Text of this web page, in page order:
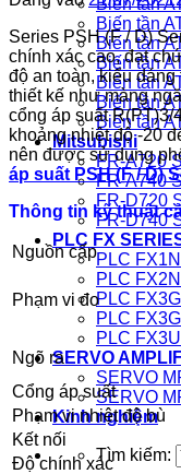
Biến tần
Biến tần
Biến tần
Biến tần
Biến tần
Biến tần
Biến tần
Mitsubishi
FR-A720
FR-A740
FR-D720
FR-D740
PLC FX
PLC
PLC
PLC
PLC
PLC
SERVO
SERVO
SERVO
Kinh nghiệm
Tìm kiếm:
Series PSH (F / D)
chính xác cao, đạt
độ an toàn, kiểu
thiết kế như màng
cổng áp suất R(PT)3/
khoảng nhiệt độ -20
nên được sử dụng
áp suất PSH (F / D)
Thông tin kỹ thuật
Nguồn cấp
Phạm vi đo
Ngõ ra
Cổng áp suất
Phạm vi nhiệt độ bù
Kết nối
Độ chính xác